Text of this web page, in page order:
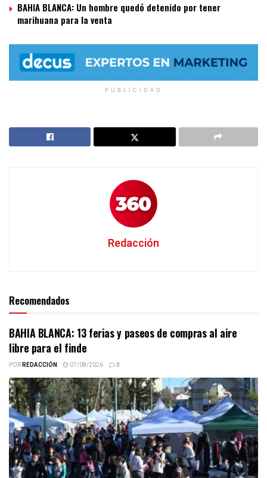
BAHIA BLANCA: Un hombre quedó detenido por tener
marihuana para la venta
PUBLICIDAD
Redacción
Recomendados
BAHIA BLANCA: 13 ferias y paseos de compras al aire
libre para el finde
PORREDACCIÓN 07/08/2026 0